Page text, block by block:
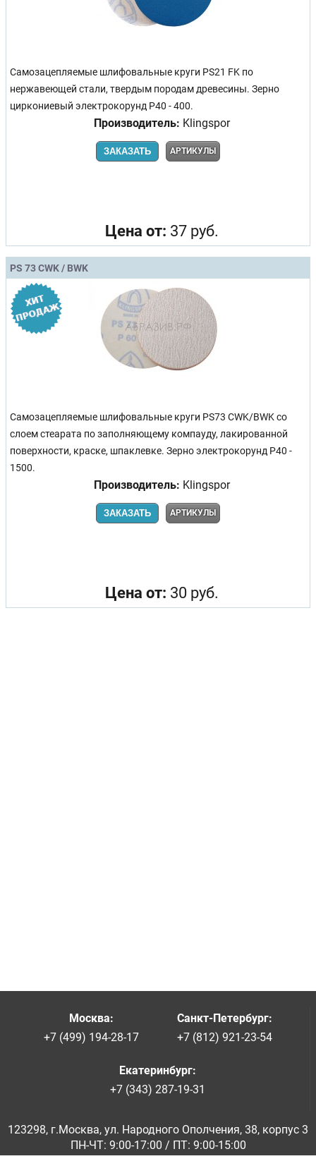
Самозацепляемые шлифовальные круги PS21 FK по
нержавеющей стали, твердым породам древесины. Зерно
циркониевый электрокорунд Р40 - 400.
Производитель: Klingspor
ЗАКАЗАТЬ АРТИКУЛЫ
Цена от: 37 руб.
PS 73 CWK / BWK
Самозацепляемые шлифовальные круги PS73 CWK/BWK со
слоем стеарата по заполняющему компауду, лакированной
поверхности, краске, шпаклевке. Зерно электрокорунд Р40 -
1500.
Производитель: Klingspor
ЗАКАЗАТЬ АРТИКУЛЫ
Цена от: 30 руб.
Москва:
+7 (499) 194-28-17
Санкт-Петербург:
+7 (812) 921-23-54
Екатеринбург:
+7 (343) 287-19-31
123298, г.Москва, ул. Народного Ополчения, 38, корпус 3
ПН-ЧТ: 9:00-17:00 / ПТ: 9:00-15:00